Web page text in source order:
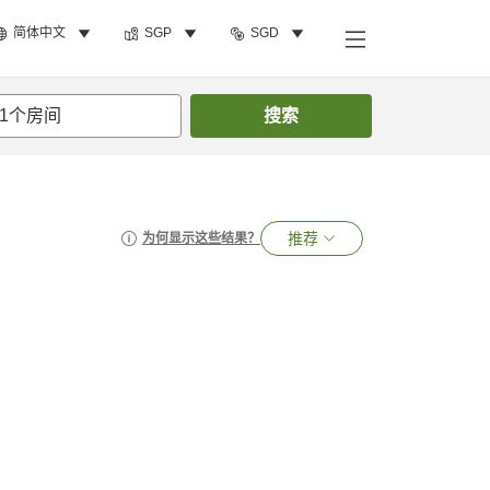
简体中文 SGP SGD
1个房间 搜索
为何显示这些结果？ 推荐